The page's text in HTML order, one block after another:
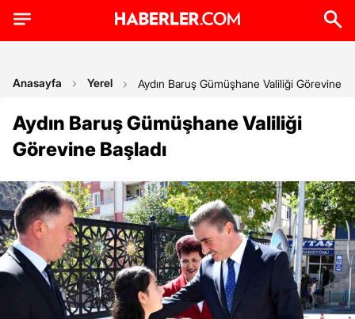
Anasayfa Yerel Aydın Baruş Gümüşhane Valiliği Görevine
Aydın Baruş Gümüşhane Valiliği
Görevine Başladı